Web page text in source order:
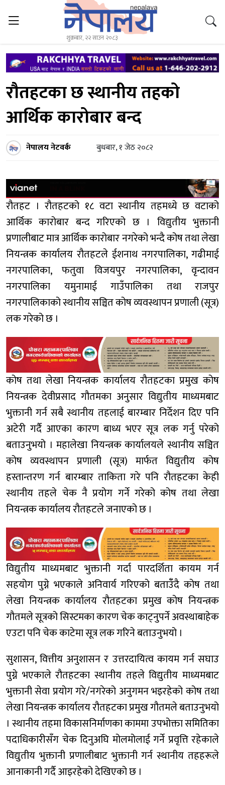
शुक्रबार, २२ साउन २०८३
रौतहटका छ स्थानीय तहको
आर्थिक कारोबार बन्द
नेपालय नेटवर्क बुधबार, १ जेठ २०८२
रौतहट । रौतहटको १८ वटा स्थानीय तहमध्ये छ वटाको
आर्थिक कारोबार बन्द गरिएको छ । विद्युतीय भुक्तानी
प्रणालीबाट मात्र आर्थिक कारोबार नगरेको भन्दै कोष तथा लेखा
नियन्त्रक कार्यालय रौतहटले ईशनाथ नगरपालिका, गढीमाई
नगरपालिका, फतुवा विजयपुर नगरपालिका, वृन्दावन
नगरपालिका यमुनामाई गाउँपालिका तथा राजपुर
नगरपालिकाको स्थानीय सञ्चित कोष व्यवस्थापन प्रणाली (सूत्र)
लक गरेको छ ।
कोष तथा लेखा नियन्त्रक कार्यालय रौतहटका प्रमुख कोष
नियन्त्रक देवीप्रसाद गौतमका अनुसार विद्युतीय माध्यमबाट
भुक्तानी गर्न सबै स्थानीय तहलाई बारम्बार निर्देशन दिए पनि
अटेरी गर्दै आएका कारण बाध्य भएर सूत्र लक गर्नु परेको
बताउनुभयो । महालेखा नियन्त्रक कार्यालयले स्थानीय सञ्चित
कोष व्यवस्थापन प्रणाली (सूत्र) मार्फत विद्युतीय कोष
हस्तान्तरण गर्न बारम्बार ताकिता गरे पनि रौतहटका केही
स्थानीय तहले चेक नै प्रयोग गर्ने गरेको कोष तथा लेखा
नियन्त्रक कार्यालय रौतहटले जनाएको छ ।
विद्युतीय माध्यमबाट भुक्तानी गर्दा पारदर्शिता कायम गर्न
सहयोग पुग्ने भएकाले अनिवार्य गरिएको बताउँँदै कोष तथा
लेखा नियन्त्रक कार्यालय रौतहटका प्रमुख कोष नियन्त्रक
गौतमले सूत्रको सिस्टमका कारण चेक काट्नुपर्ने अवस्थाबाहेक
एउटा पनि चेक काटेमा सूत्र लक गरिने बताउनुभयो ।
सुशासन, वित्तीय अनुशासन र उत्तरदायित्व कायम गर्न सघाउ
पुग्ने भएकाले रौतहटका स्थानीय तहले विद्युतीय माध्यमबाट
भुक्तानी सेवा प्रयोग गरे/नगरेको अनुगमन भइरहेको कोष तथा
लेखा नियन्त्रक कार्यालय रौतहटका प्रमुख गौतमले बताउनुभयो
। स्थानीय तहमा विकासनिर्माणका काममा उपभोक्ता समितिका
पदाधिकारीसँग चेक दिनुअघि मोलमोलाई गर्ने प्रवृत्ति रहेकाले
विद्युतीय भुक्तानी प्रणालीबाट भुक्तानी गर्न स्थानीय तहहरूले
आनाकानी गर्दै आइरहेको देखिएको छ ।